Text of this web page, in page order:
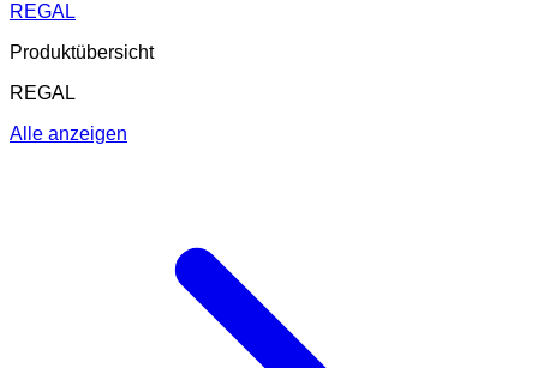
REGAL
Produktübersicht
REGAL
Alle anzeigen